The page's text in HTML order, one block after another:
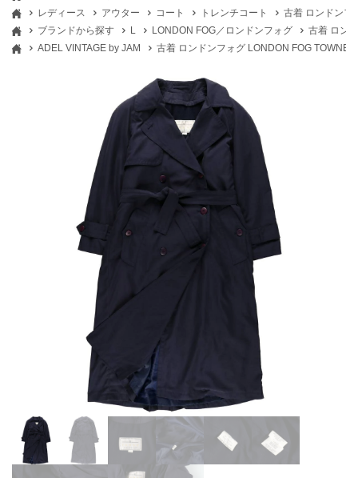
レディース
アウター コート トレンチコート
古着 ロンドンフ
ブランドから探す
L LONDON FOG／ロンドンフォグ
古着 ロン
ADEL VINTAGE by JAM
古着 ロンドンフォグ LONDON FOG